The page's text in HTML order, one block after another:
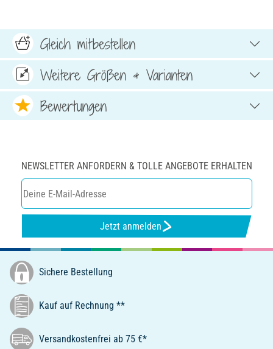
Gleich mitbestellen
Weitere Größen & Varianten
Bewertungen
NEWSLETTER ANFORDERN & TOLLE ANGEBOTE ERHALTEN
Jetzt anmelden
Sichere Bestellung
Kauf auf Rechnung **
Versandkostenfrei ab 75 €*